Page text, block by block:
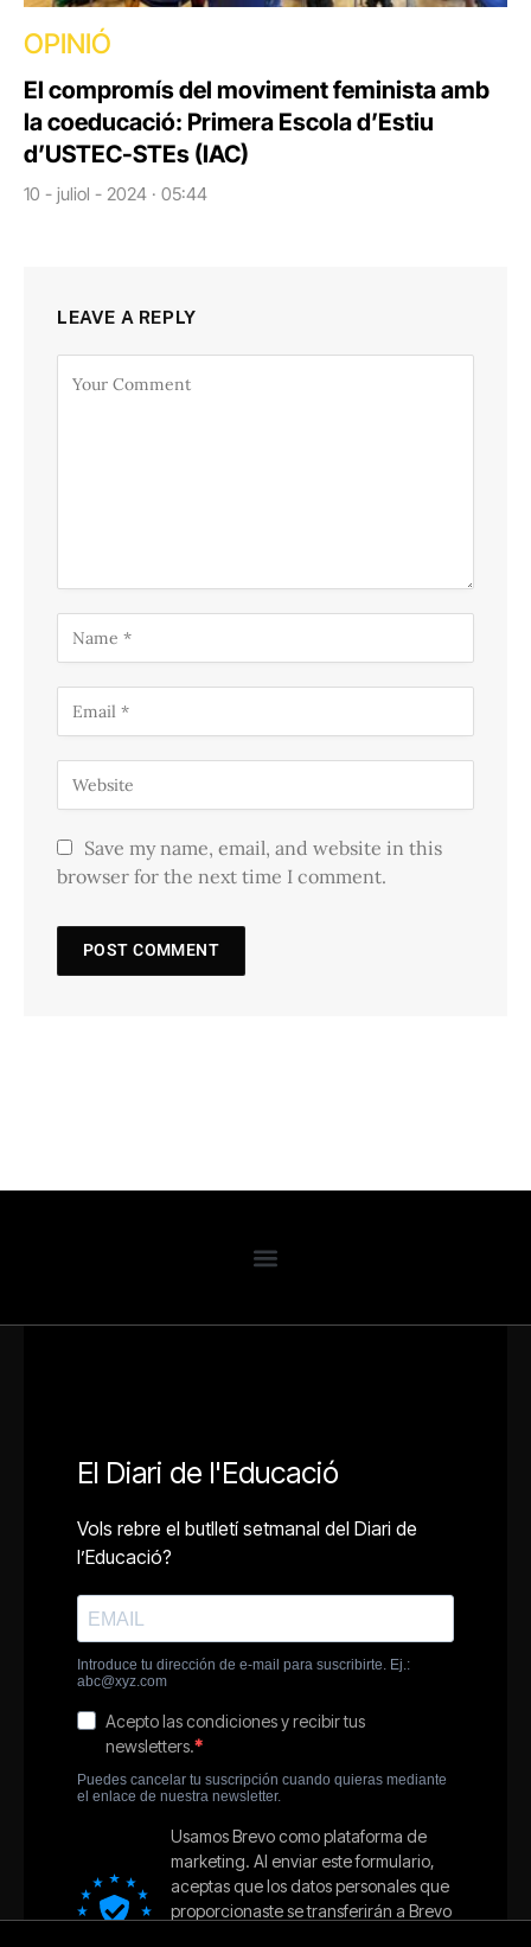
OPINIÓ
El compromís del moviment feminista amb
la coeducació: Primera Escola d’Estiu
d’USTEC-STEs (IAC)
10 - juliol - 2024 · 05:44
LEAVE A REPLY
Save my name, email, and website in this
browser for the next time I comment.